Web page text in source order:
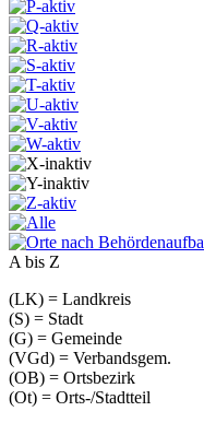
A bis Z
(LK) = Landkreis
(S) = Stadt
(G) = Gemeinde
(VGd) = Verbandsgem.
(OB) = Ortsbezirk
(Ot) = Orts-/Stadtteil